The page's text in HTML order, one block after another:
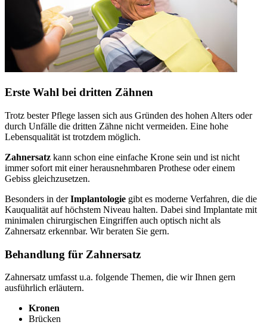
Erste Wahl bei dritten Zähnen
Trotz bester Pflege lassen sich aus Gründen des hohen Alters oder
durch Unfälle die dritten Zähne nicht vermeiden. Eine hohe
Lebensqualität ist trotzdem möglich.
Zahnersatz kann schon eine einfache Krone sein und ist nicht
immer sofort mit einer herausnehmbaren Prothese oder einem
Gebiss gleichzusetzen.
Besonders in derImplantologie gibt es moderne Verfahren, die die
Kauqualität auf höchstem Niveau halten. Dabei sind Implantate mit
minimalen chirurgischen Eingriffen auch optisch nicht als
Zahnersatz erkennbar. Wir beraten Sie gern.
Behandlung für Zahnersatz
Zahnersatz umfasst u.a. folgende Themen, die wir Ihnen gern
ausführlich erläutern.
Kronen
Brücken